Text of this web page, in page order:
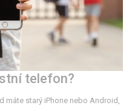
telefon?
máte starý iPhone nebo Android,